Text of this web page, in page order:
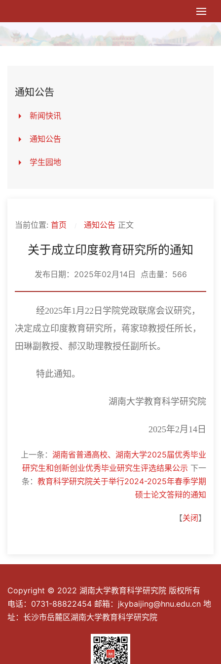
通知公告
新闻快讯
通知公告
学生园地
当前位置: 首页 通知公告 正文
关于成立印度教育研究所的通知
发布日期：2025年02月14日 点击量： 566
经2025年1月22日学院党政联席会议研究，
决定成立印度教育研究所，蒋家琼教授任所长，
田琳副教授、郝汉助理教授任副所长。
特此通知。
湖南大学教育科学研究院
2025年2月14日
上一条： 湖南省普通高校、湖南大学2025届优秀毕业
研究生和创新创业优秀毕业研究生评选结果公示 下一
条： 教育科学研究院关于举行2024-2025年春季学期
硕士论文答辩的通知
【关闭】
Copyright © 2022 湖南大学教育科学研究院 版权所有
电话：0731-88822454 邮箱：jkybaijing@hnu.edu.cn 地
址：长沙市岳麓区湖南大学教育科学研究院